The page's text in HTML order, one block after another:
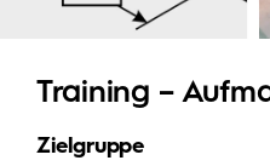
Training –
Zielgruppe